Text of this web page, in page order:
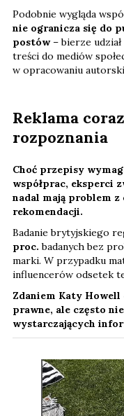
Podobnie wygląda
nie ogranicza się do
postów – bierze
treści do mediów
w opracowaniu
Reklama
rozpoznania
Choć przepisy
współprac, eksperci
nadal mają problem z
rekomendacji.
Badanie brytyjskiego
proc. badanych bez
marki. W przypadku
influencerów odsetek
Zdaniem Katy Howell
prawne, ale często
wystarczających